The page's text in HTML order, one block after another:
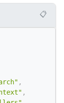
📋
,
,